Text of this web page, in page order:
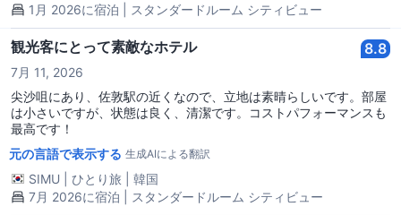
1月 2026に宿泊 | スタンダードルーム シティビュー
観光客にとって素敵なホテル 8.8
7月 11, 2026
尖沙咀にあり、佐敦駅の近くなので、立地は素晴らしいです。部屋
は小さいですが、状態は良く、清潔です。コストパフォーマンスも
最高です！
元の言語で表示する 生成AIによる翻訳
SIMU ひとり旅
韓国
7月 2026に宿泊 | スタンダードルーム シティビュー